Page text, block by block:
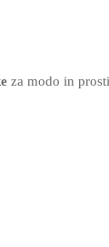
za modo in